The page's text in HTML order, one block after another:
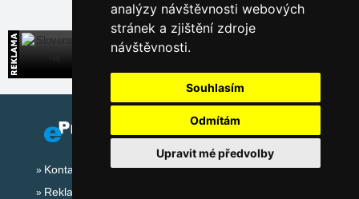
analýzy návštěvnosti webových
stránek a zjištění zdroje
návštěvnosti.
Souhlasím
Odmítám
Upravit mé předvolby
Slovenský ráj
Kontakt
Reklama